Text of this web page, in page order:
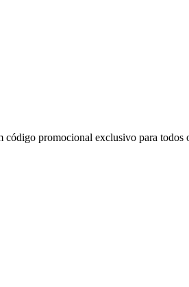
código promocional exclusivo para todos